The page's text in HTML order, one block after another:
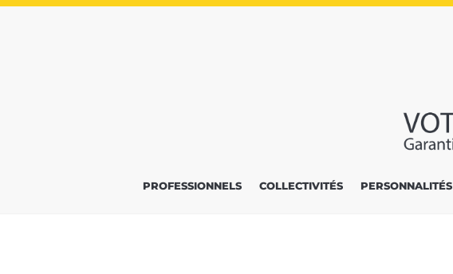
PROFESSIONNELS COLLECTIVITÉS PERSONNALITÉS